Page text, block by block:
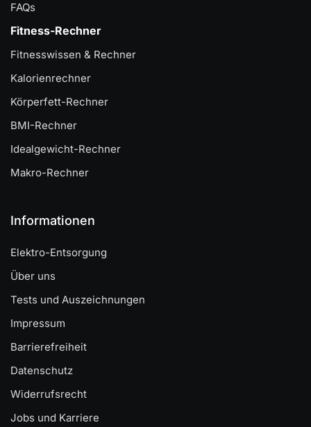
FAQs
Fitness-Rechner
Fitnesswissen & Rechner
Kalorienrechner
Körperfett-Rechner
BMI-Rechner
Idealgewicht-Rechner
Makro-Rechner
Informationen
Elektro-Entsorgung
Über uns
Tests und Auszeichnungen
Impressum
Barrierefreiheit
Datenschutz
Widerrufsrecht
Jobs und Karriere